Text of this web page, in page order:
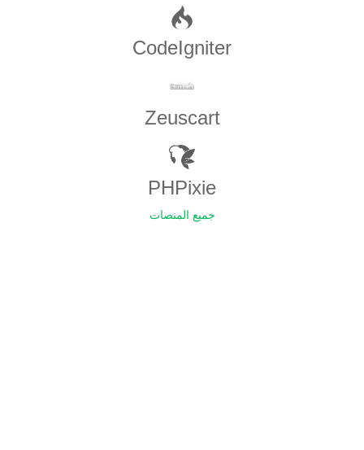
CodeIgniter
Zeuscart
PHPixie
جميع المنصات